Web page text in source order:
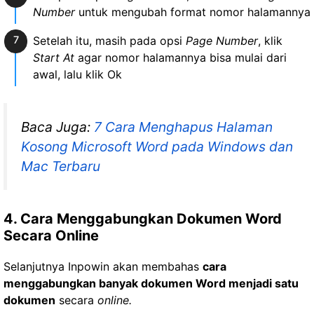
Numberuntuk mengubah format nomor halamannya
Setelah itu, masih pada opsi Page Number, klik
Start Atagar nomor halamannya bisa mulai dari
awal, lalu klik Ok
Baca Juga: 7 Cara Menghapus Halaman
Kosong Microsoft Word pada Windows dan
Mac Terbaru
4. Cara Menggabungkan Dokumen Word
Secara Online
Selanjutnya Inpowin akan membahas cara
menggabungkan banyak dokumen Word menjadi satu
dokumen secara online.